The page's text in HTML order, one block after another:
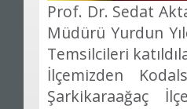
Prof. Dr. Sedat
Müdürü Yurdun
Temsilcileri
İlçemizden
Şarkikaraağaç